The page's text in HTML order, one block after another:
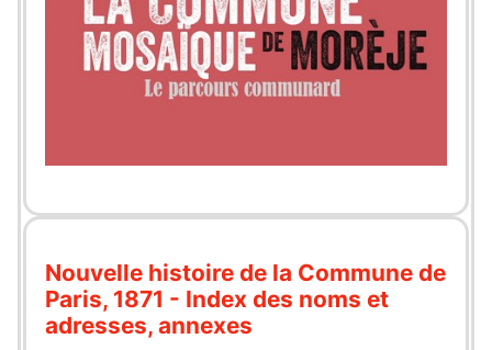
Nouvelle histoire de la Commune de
Paris, 1871 - Index des noms et
adresses, annexes